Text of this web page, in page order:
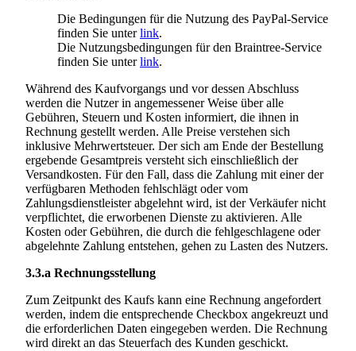
Die Bedingungen für die Nutzung des PayPal-Service
finden Sie unterlink.
Die Nutzungsbedingungen für den Braintree-Service
finden Sie unterlink.
Während des Kaufvorgangs und vor dessen Abschluss
werden die Nutzer in angemessener Weise über alle
Gebühren, Steuern und Kosten informiert, die ihnen in
Rechnung gestellt werden. Alle Preise verstehen sich
inklusive Mehrwertsteuer. Der sich am Ende der Bestellung
ergebende Gesamtpreis versteht sich einschließlich der
Versandkosten. Für den Fall, dass die Zahlung mit einer der
verfügbaren Methoden fehlschlägt oder vom
Zahlungsdienstleister abgelehnt wird, ist der Verkäufer nicht
verpflichtet, die erworbenen Dienste zu aktivieren. Alle
Kosten oder Gebühren, die durch die fehlgeschlagene oder
abgelehnte Zahlung entstehen, gehen zu Lasten des Nutzers.
3.3.a Rechnungsstellung
Zum Zeitpunkt des Kaufs kann eine Rechnung angefordert
werden, indem die entsprechende Checkbox angekreuzt und
die erforderlichen Daten eingegeben werden. Die Rechnung
wird direkt an das Steuerfach des Kunden geschickt.